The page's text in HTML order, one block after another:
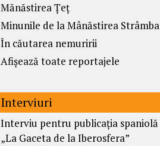
Mănăstirea Țeț
Minunile de la Mânăstirea Strâmba
În căutarea nemuririi
Afișează toate reportajele
Interviuri
Interviu pentru publicația spaniolă
„La Gaceta de la Iberosfera”